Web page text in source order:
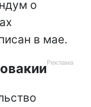
о
в мае.